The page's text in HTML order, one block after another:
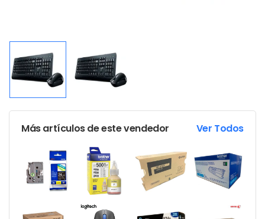
Más artículos de este vendedor Ver Todos